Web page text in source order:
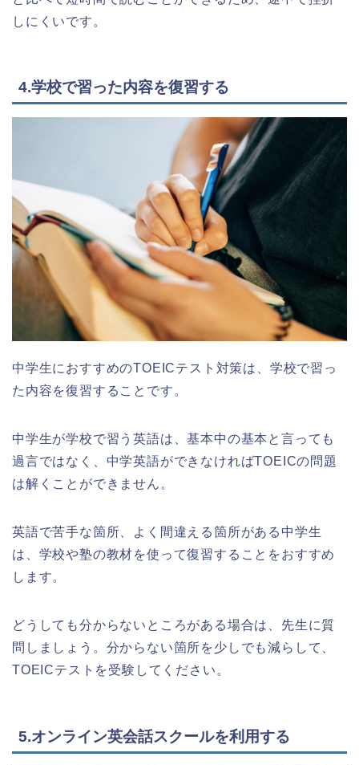
しにくいです。
4.学校で習った内容を復習する
中学生におすすめのTOEICテスト対策は、学校で習っ
た内容を復習することです。
中学生が学校で習う英語は、基本中の基本と言っても
過言ではなく、中学英語ができなければTOEICの問題
は解くことができません。
英語で苦手な箇所、よく間違える箇所がある中学生
は、学校や塾の教材を使って復習することをおすすめ
します。
どうしても分からないところがある場合は、先生に質
問しましょう。分からない箇所を少しでも減らして、
TOEICテストを受験してください。
5.オンライン英会話スクールを利用する